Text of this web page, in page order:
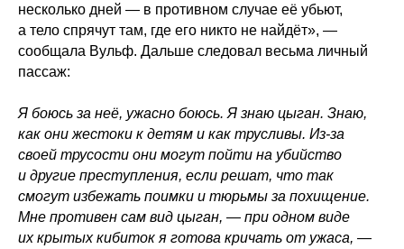
несколько дней — в противном случае её убьют,
а тело спрячут там, где его никто не найдёт», —
сообщала Вульф. Дальше следовал весьма личный
пассаж:
Я боюсь за неё, ужасно боюсь. Я знаю цыган. Знаю,
как они жестоки к детям и как трусливы. Из-за
своей трусости они могут пойти на убийство
и другие преступления, если решат, что так
смогут избежать поимки и тюрьмы за похищение.
Мне противен сам вид цыган, — при одном виде
их крытых кибиток я готова кричать от ужаса, —